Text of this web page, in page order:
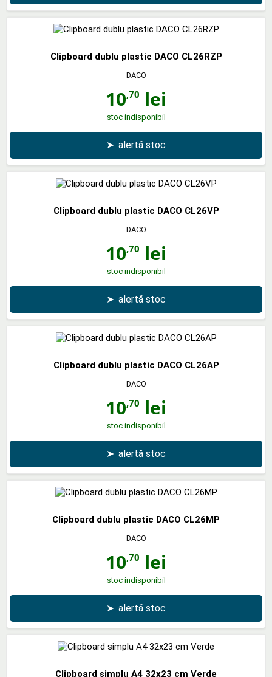
Clipboard dublu plastic DACO CL26RZP
DACO
10,70 lei
stoc indisponibil
➤ alertă stoc
Clipboard dublu plastic DACO CL26VP
DACO
10,70 lei
stoc indisponibil
➤ alertă stoc
Clipboard dublu plastic DACO CL26AP
DACO
10,70 lei
stoc indisponibil
➤ alertă stoc
Clipboard dublu plastic DACO CL26MP
DACO
10,70 lei
stoc indisponibil
➤ alertă stoc
Clipboard simplu A4 32x23 cm Verde